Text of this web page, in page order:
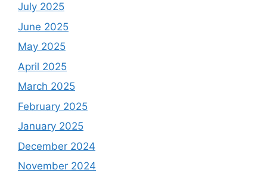
July 2025
June 2025
May 2025
April 2025
March 2025
February 2025
January 2025
December 2024
November 2024